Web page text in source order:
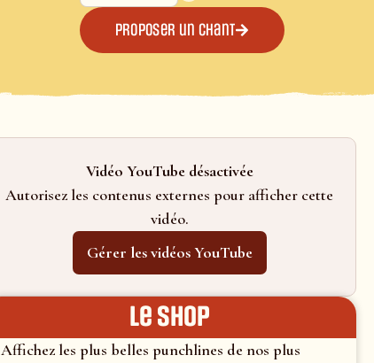
Proposer un chant
Vidéo YouTube désactivée
Autorisez les contenus externes pour afficher cette
vidéo.
Gérer les vidéos YouTube
le shop
Affichez les plus belles punchlines de nos plus